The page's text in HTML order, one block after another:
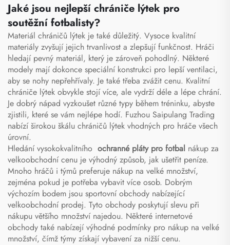
Jaké jsou nejlepší chrániče lýtek pro
soutěžní fotbalisty?
Materiál chráničů lýtek je také důležitý. Vysoce kvalitní
materiály zvyšují jejich trvanlivost a zlepšují funkčnost. Hráči
hledají pevný materiál, který je zároveň pohodlný. Některé
modely mají dokonce speciální konstrukci pro lepší ventilaci,
aby se nohy nepřehřívaly. Je také třeba zvážit cenu. Kvalitní
chrániče lýtek obvykle stojí více, ale vydrží déle a lépe chrání.
Je dobrý nápad vyzkoušet různé typy během tréninku, abyste
zjistili, které se vám nejlépe hodí. Fuzhou Saipulang Trading
nabízí širokou škálu chráničů lýtek vhodných pro hráče všech
úrovní.
Hledání vysokokvalitního ochranné pláty pro fotbal nákup za
velkoobchodní cenu je výhodný způsob, jak ušetřit peníze.
Mnoho hráčů i týmů preferuje nákup na velké množství,
zejména pokud je potřeba vybavit více osob. Dobrým
výchozím bodem jsou sportovní obchody nabízející
velkoobchodní prodej. Tyto obchody poskytují slevu při
nákupu většího množství najedou. Některé internetové
obchody také nabízejí výhodné podmínky pro nákup na velké
množství, čímž týmy získají vybavení za nižší cenu.